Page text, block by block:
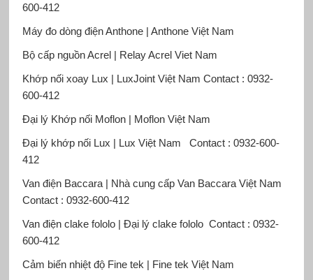
600-412
Máy đo dòng điện Anthone | Anthone Việt Nam
Bộ cấp nguồn Acrel | Relay Acrel Viet Nam
Khớp nối xoay Lux | LuxJoint Việt Nam Contact : 0932-
600-412
Đại lý Khớp nối Moflon | Moflon Việt Nam
Đại lý khớp nối Lux | Lux Việt Nam Contact : 0932-600-
412
Van điện Baccara | Nhà cung cấp Van Baccara Việt Nam
Contact : 0932-600-412
Van điện clake fololo | Đại lý clake fololoContact : 0932-
600-412
Cảm biến nhiệt độ Fine tek | Fine tek Việt Nam